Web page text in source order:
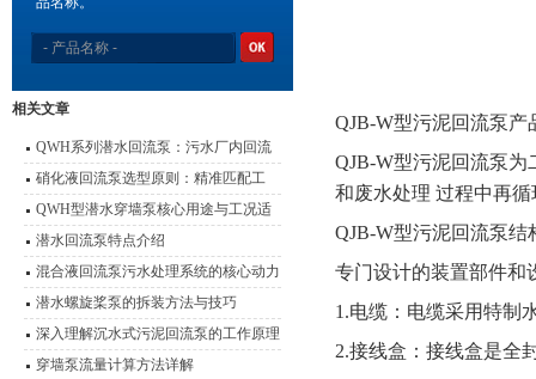
相关文章
QWH系列潜水回流泵：污水厂内回流
的高效心脏
硝化液回流泵选型原则：精准匹配工
艺，实现高效脱氮
QWH型潜水穿墙泵核心用途与工况适
应性分析
潜水回流泵特点介绍
混合液回流泵污水处理系统的核心动力
装置
潜水螺旋桨泵的拆装方法与技巧
深入理解沉水式污泥回流泵的工作原理
穿墙泵流量计算方法详解
QJB-W型污泥回流泵产
QJB-W型污泥回流泵
和废水处理 过程中再
QJB-W型污泥回流泵结
专门设计的装置部件和
1.电缆：电缆采用特制
2.接线盒：接线盒是全